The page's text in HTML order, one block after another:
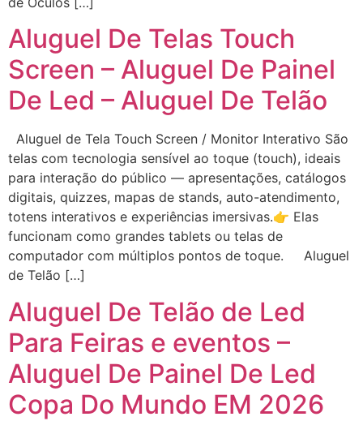
Aluguel De Telas Touch
Screen – Aluguel De Painel
De Led – Aluguel De Telão
Aluguel de Tela Touch Screen / Monitor Interativo São
telas com tecnologia sensível ao toque (touch), ideais
para interação do público — apresentações, catálogos
digitais, quizzes, mapas de stands, auto-atendimento,
totens interativos e experiências imersivas.👉 Elas
funcionam como grandes tablets ou telas de
computador com múltiplos pontos de toque. Aluguel
de Telão […]
Aluguel De Telão de Led
Para Feiras e eventos –
Aluguel De Painel De Led
Copa Do Mundo EM 2026